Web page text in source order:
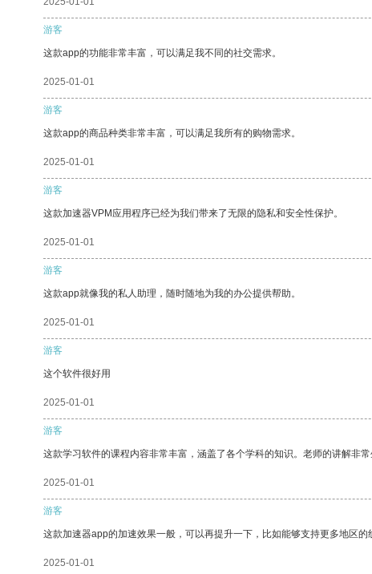
游客
这款app的功能非常丰富，可以满足我不同的社交需求。
2025-01-01
游客
这款app的商品种类非常丰富，可以满足我所有的购物需求。
2025-01-01
游客
这款加速器VPM应用程序已经为我们带来了无限的隐私和安全性保护。
2025-01-01
游客
这款app就像我的私人助理，随时随地为我的办公提供帮助。
2025-01-01
游客
这个软件很好用
2025-01-01
游客
这款学习软件的课程内容非常丰富，涵盖了各个学科的知识。老师的讲解非常
2025-01-01
游客
这款加速器app的加速效果一般，可以再提升一下，比如能够支持更多地区的
2025-01-01